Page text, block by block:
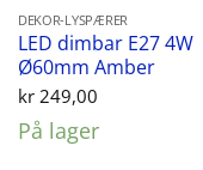
DEKOR-LYSPÆRER
LED dimbar E27 4W
Ø60mm Amber
kr249,00
På lager